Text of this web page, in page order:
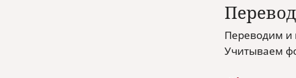
Переводим и
Учитываем